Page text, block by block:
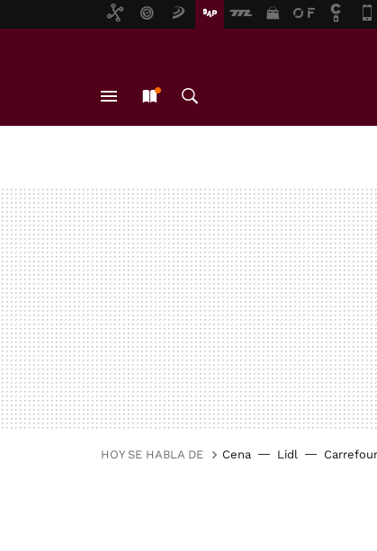
HOY SE HABLA DE Cena Lidl Carrefour